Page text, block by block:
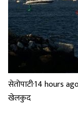
सेतोपाटी·14 hours
खेलकुद